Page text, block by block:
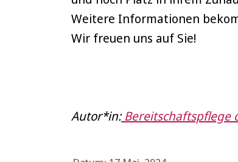
Weitere Informationen
Wir freuen uns auf Sie!
Autor*in:Bereitschaftspflege